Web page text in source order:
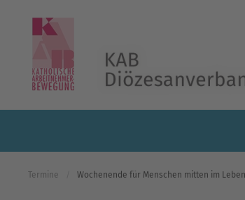
Skip to main content
Termine Wochenende für Menschen mitten im Leben